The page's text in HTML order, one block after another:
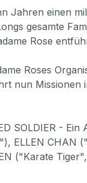
einen
gesamte
Rose
Roses
nun Missionen
SOLDIER -
ELLEN CHAN
("Karate